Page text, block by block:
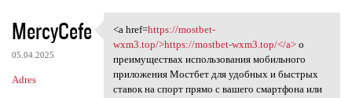
MercyCefe
05.04.2025
Adres
<a href=https://mostbet-wxm3
<a href=https://mostbet-
wxm3.top/>https://mostbet-wxm3.top/</a>о
преимуществах использования мобильного
приложения Мостбет для удобных и быстрых
ставок на спорт прямо с вашего смартфона или